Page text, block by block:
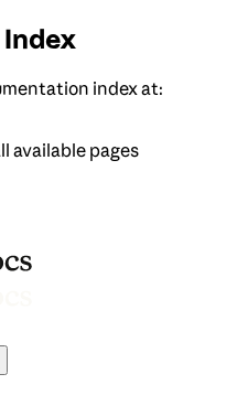
index at:
available pages